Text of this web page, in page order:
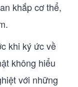
khắp cơ thể,
khi ký ức về
không hiểu
với những